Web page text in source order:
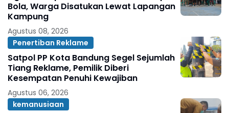
Bola, Warga Disatukan Lewat Lapangan
Kampung
Agustus 08, 2026
Penertiban Reklame
Satpol PP Kota Bandung Segel Sejumlah
Tiang Reklame, Pemilik Diberi
Kesempatan Penuhi Kewajiban
Agustus 06, 2026
kemanusiaan